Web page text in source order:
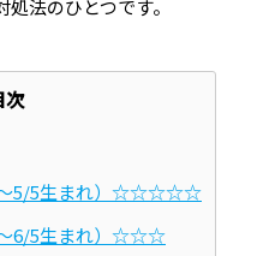
法のひとつです。
次
～5/5生まれ）☆☆☆☆☆
～6/5生まれ）☆☆☆